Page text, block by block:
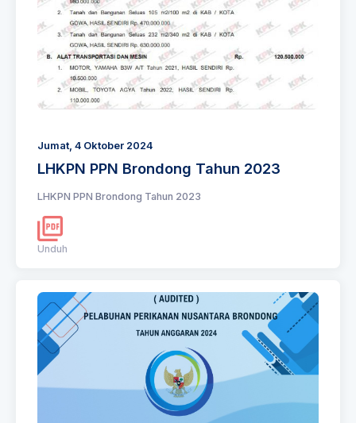
Jumat, 4 Oktober 2024
LHKPN PPN Brondong Tahun 2023
LHKPN PPN Brondong Tahun 2023
Unduh